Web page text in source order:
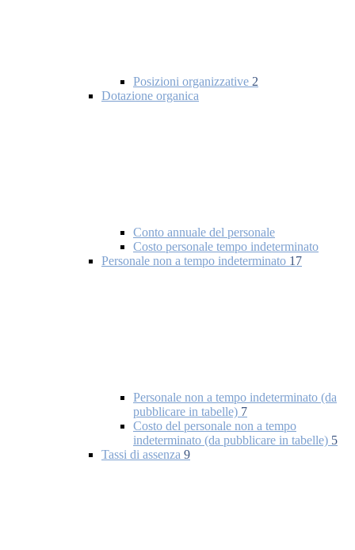
Posizioni organizzative 2
Dotazione organica
Conto annuale del personale
Costo personale tempo indeterminato
Personale non a tempo indeterminato 17
Personale non a tempo indeterminato (da
pubblicare in tabelle) 7
Costo del personale non a tempo
indeterminato (da pubblicare in tabelle) 5
Tassi di assenza 9